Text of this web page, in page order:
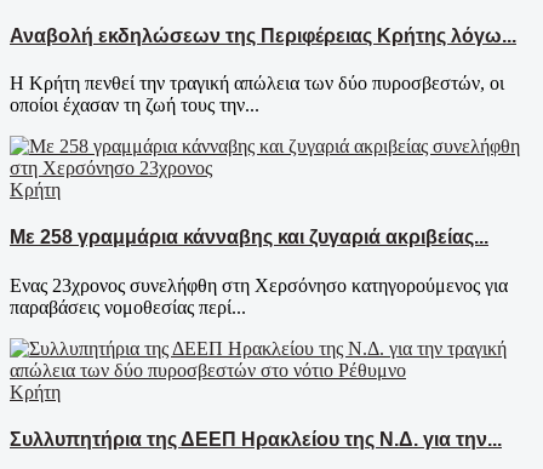
Αναβολή εκδηλώσεων της Περιφέρειας Κρήτης λόγω...
Η Κρήτη πενθεί την τραγική απώλεια των δύο πυροσβεστών, οι
οποίοι έχασαν τη ζωή τους την...
Κρήτη
Με 258 γραμμάρια κάνναβης και ζυγαριά ακριβείας...
Ενας 23χρονος συνελήφθη στη Χερσόνησο κατηγορούμενος για
παραβάσεις νομοθεσίας περί...
Κρήτη
Συλλυπητήρια της ΔΕΕΠ Ηρακλείου της Ν.Δ. για την...